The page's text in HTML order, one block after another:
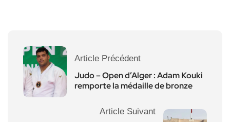
Article Précédent
Judo – Open d’Alger : Adam Kouki
remporte la médaille de bronze
Article Suivant